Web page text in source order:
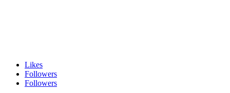
Likes
Followers
Followers